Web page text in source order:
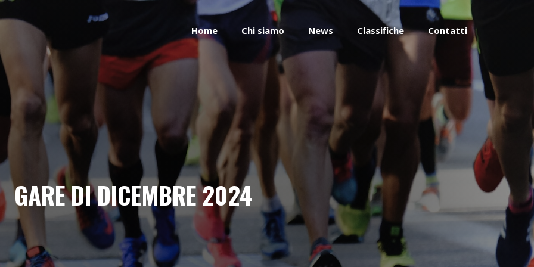
Home Chi siamo News Classifiche Contatti
GARE DI DICEMBRE 2024